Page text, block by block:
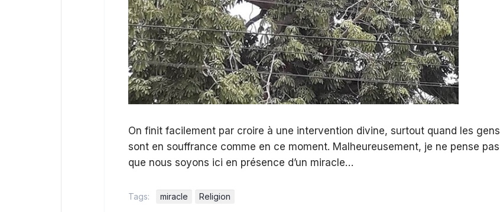
On finit facilement par croire à une intervention divine, surtout quand les gens
sont en souffrance comme en ce moment. Malheureusement, je ne pense pas
que nous soyons ici en présence d’un miracle…
Tags: miracle Religion